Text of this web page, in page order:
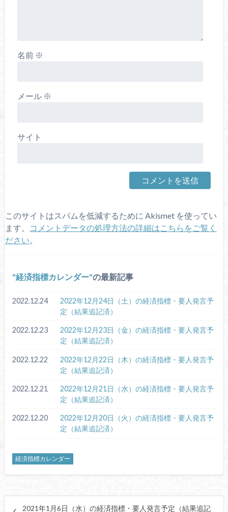
名前 ※
メール ※
サイト
このサイトはスパムを低減するために Akismet を使ってい
ます。
コメントデータの処理方法の詳細はこちらをご覧く
ださい。
経済指標カレンダー の最新記事
2022.12.24
2022年12月24日（土）の経済指標・要人発言予
定（結果追記済）
2022.12.23
2022年12月23日（金）の経済指標・要人発言予
定（結果追記済）
2022.12.22
2022年12月22日（木）の経済指標・要人発言予
定（結果追記済）
2022.12.21
2022年12月21日（水）の経済指標・要人発言予
定（結果追記済）
2022.12.20
2022年12月20日（火）の経済指標・要人発言予
定（結果追記済）
経済指標カレンダー
2021年1月6日（水）の経済指標・要人発言予定（結果追記